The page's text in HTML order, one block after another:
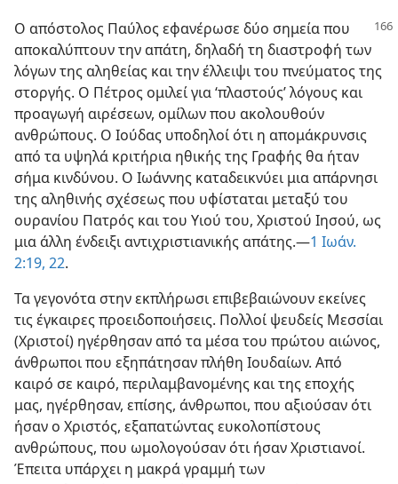
Ο απόστολος Παύλος εφανέρωσε δύο σημείαπου
αποκαλύπτουν την απάτη, δηλαδή τη διαστροφή των
λόγων της αληθείας και την έλλειψι του πνεύματος της
στοργής. Ο Πέτρος ομιλεί για ‘πλαστούς’ λόγους και
προαγωγή αιρέσεων, ομίλων που ακολουθούν
ανθρώπους. Ο Ιούδας υποδηλοί ότι η απομάκρυνσις
από τα υψηλά κριτήρια ηθικής της Γραφής θα ήταν
σήμα κινδύνου. Ο Ιωάννης καταδεικνύει μια απάρνησι
της αληθινής σχέσεως που υφίσταται μεταξύ του
ουρανίου Πατρός και του Υιού του, Χριστού Ιησού, ως
μια άλλη ένδειξι αντιχριστιανικής απάτης.—1 Ιωάν.
2:19, 22.
Τα γεγονότα στην εκπλήρωσι επιβεβαιώνουν εκείνες
τις έγκαιρες προειδοποιήσεις. Πολλοί ψευδείς Μεσσίαι
(Χριστοί) ηγέρθησαν από τα μέσα του πρώτου αιώνος,
άνθρωποι που εξηπάτησαν πλήθη Ιουδαίων. Από
καιρό σε καιρό, περιλαμβανομένης και της εποχής
μας, ηγέρθησαν, επίσης, άνθρωποι, που αξιούσαν ότι
ήσαν ο Χριστός, εξαπατώντας ευκολοπίστους
ανθρώπους, που ωμολογούσαν ότι ήσαν Χριστιανοί.
Έπειτα υπάρχει η μακρά γραμμή των